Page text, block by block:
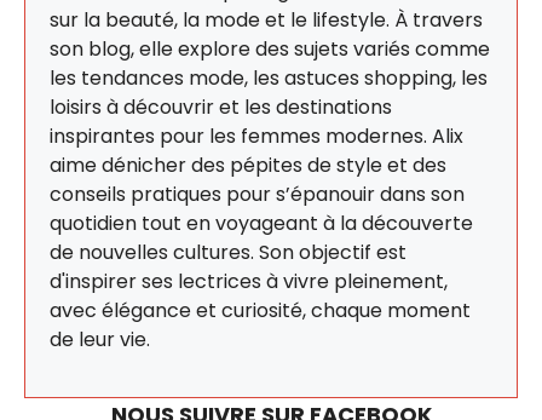
sur la beauté, la mode et le lifestyle. À travers
son blog, elle explore des sujets variés comme
les tendances mode, les astuces shopping, les
loisirs à découvrir et les destinations
inspirantes pour les femmes modernes. Alix
aime dénicher des pépites de style et des
conseils pratiques pour s’épanouir dans son
quotidien tout en voyageant à la découverte
de nouvelles cultures. Son objectif est
d'inspirer ses lectrices à vivre pleinement,
avec élégance et curiosité, chaque moment
de leur vie.